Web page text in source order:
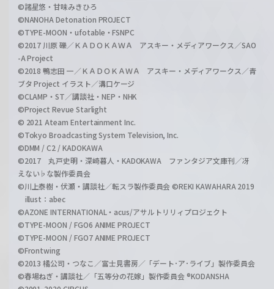
©諸星悠・甘味みきひろ
©NANOHA Detonation PROJECT
©TYPE-MOON・ufotable・FSNPC
©2017 川原 礫／ＫＡＤＯＫＡＷＡ アスキー・メディアワークス／SAO
-A Project
©2018 鴨志田 一／ＫＡＤＯＫＡＷＡ アスキー・メディアワークス／青
ブタ Project イラスト／溝口ケージ
©CLAMP・ST／講談社・NEP・NHK
©Project Revue Starlight
© 2021 Ateam Entertainment Inc.
©Tokyo Broadcasting System Television, Inc.
©DMM / C2 / KADOKAWA
©2017 丸戸史明・深崎暮人・KADOKAWA ファンタジア文庫刊／冴
えない♭な製作委員会
©川上泰樹・伏瀬・講談社／転スラ製作委員会 ©REKI KAWAHARA 2019
illust：abec
©AZONE INTERNATIONAL・acus/アサルトリリィプロジェクト
©TYPE-MOON / FGO6 ANIME PROJECT
©TYPE-MOON / FGO7 ANIME PROJECT
©Frontwing
©2013 橘公司・つなこ／富士見書房／「デート･ア･ライブ」製作委員会
©春場ねぎ・講談社／「五等分の花嫁」製作委員会 ®KODANSHA